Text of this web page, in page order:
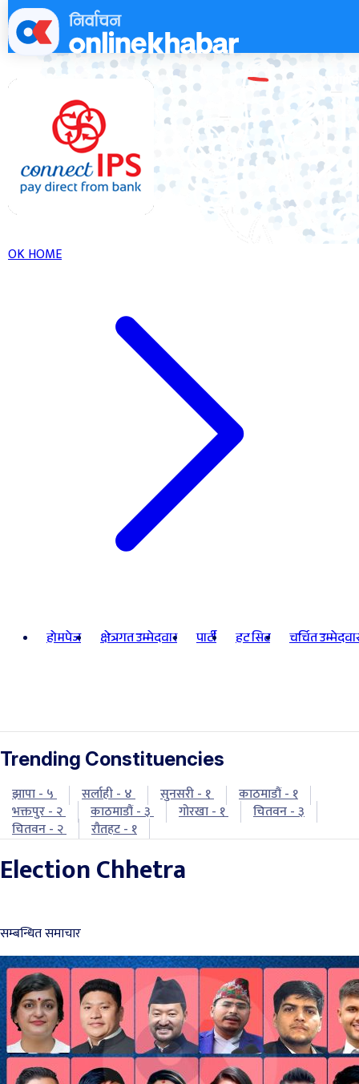
Skip
to
content
OK HOME
होमपेज क्षेत्रगत उम्मेदवार पार्टी हट सिट चर्चित
Trending Constituencies
झापा - ५ सर्लाही - ४ सुनसरी - १
काठमाडौं - १
भक्तपुर - २
काठमाडौं - ३ गोरखा - १
चितवन - ३
चितवन - २
रौतहट - १
Election Chhetra
सम्बन्धित समाचार